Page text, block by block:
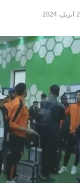
2024